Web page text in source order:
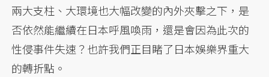
兩大支柱、大環境也大幅改變的內外夾擊之下，是
否依然能繼續在日本呼風喚雨，還是會因為此次的
性侵事件失速？也許我們正目睹了日本娛樂界重大
的轉折點。